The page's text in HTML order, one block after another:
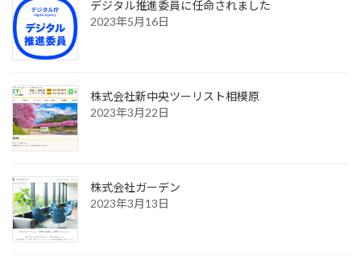
デジタル推進委員に任命されました
2023年5月16日
株式会社新中央ツーリスト相模原
2023年3月22日
株式会社ガーデン
2023年3月13日